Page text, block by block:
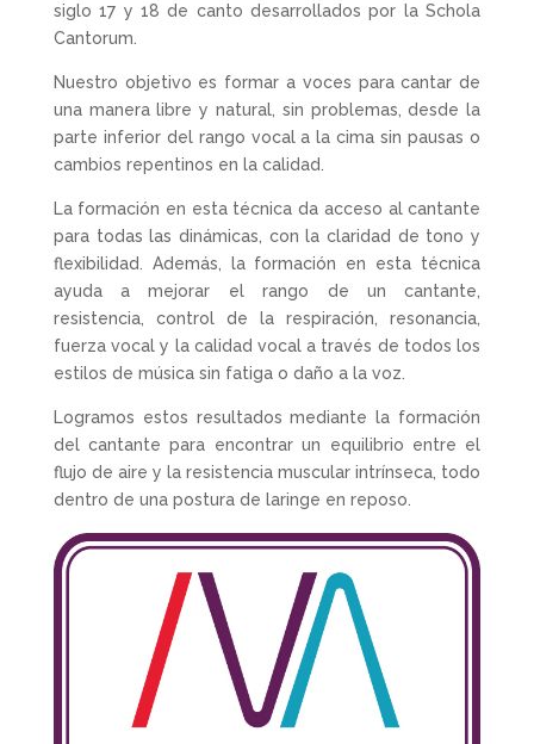
siglo 17 y 18 de canto desarrollados por la Schola
Cantorum.
Nuestro objetivo es formar a voces para cantar de
una manera libre y natural, sin problemas, desde la
parte inferior del rango vocal a la cima sin pausas o
cambios repentinos en la calidad.
La formación en esta técnica da acceso al cantante
para todas las dinámicas, con la claridad de tono y
flexibilidad. Además, la formación en esta técnica
ayuda a mejorar el rango de un cantante,
resistencia, control de la respiración, resonancia,
fuerza vocal y la calidad vocal a través de todos los
estilos de música sin fatiga o daño a la voz.
Logramos estos resultados mediante la formación
del cantante para encontrar un equilibrio entre el
flujo de aire y la resistencia muscular intrínseca, todo
dentro de una postura de laringe en reposo.